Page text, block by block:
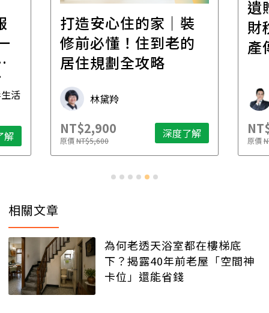
活
解
打造安心住的家｜裝
修前必懂！住到老的
居住規劃全攻略
林黛羚
NT$2,900
原價NT$5,600 深度了解
遺
財
產
原價
相關文章
為何老透天浴室都在樓梯底
下？揭露40年前老屋「空間神
卡位」還能省錢